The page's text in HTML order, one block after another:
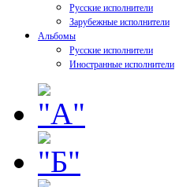
Русские исполнители
Зарубежные исполнители
Альбомы
Русские исполнители
Иностранные исполнители